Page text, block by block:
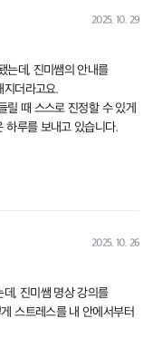
2025. 10. 29
는데, 진미쌤의 안내를
지더라고요.
릴 때 스스로 진정할 수 있게
하루를 보내고 있습니다.
2025. 10. 26
, 진미쌤 명상 강의를
스트레스를 내 안에서부터